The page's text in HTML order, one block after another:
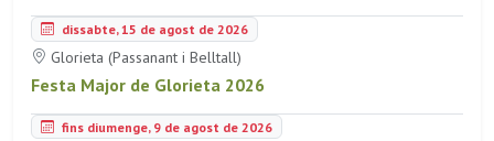
dissabte, 15 de agost de 2026
Glorieta (Passanant i Belltall)
Festa Major de Glorieta 2026
fins diumenge, 9 de agost de 2026